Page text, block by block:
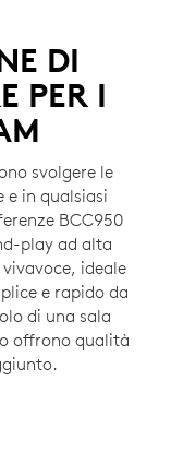
DI
PER I
svolgere le
e in qualsiasi
BCC950
play ad alta
ideale
e rapido da
di una sala
offrono qualità